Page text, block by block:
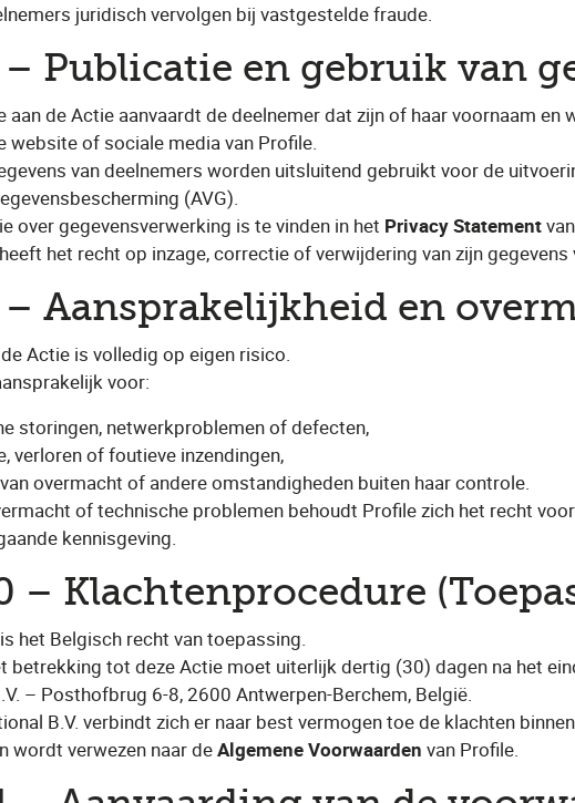
juridisch vervolgen bij vastgestelde fraude.
Publicatie en gebruik van
aan de Actie aanvaardt de deelnemer dat zijn of haar voornaam
website of sociale media van Profile.
van deelnemers worden uitsluitend gebruikt voor de
(AVG).
over gegevensverwerking is te vinden in het Privacy Statement
het recht op inzage, correctie of verwijdering van zijn gegevens
Aansprakelijkheid en
Actie is volledig op eigen risico.
voor:
storingen, netwerkproblemen of defecten,
verloren of foutieve inzendingen,
overmacht of andere omstandigheden buiten haar controle.
of technische problemen behoudt Profile zich het recht
kennisgeving.
– Klachtenprocedure
het Belgisch recht van toepassing.
betrekking tot deze Actie moet uiterlijk dertig (30) dagen na het
– Posthofbrug 6-8, 2600 Antwerpen-Berchem, België.
B.V. verbindt zich er naar best vermogen toe de klachten
wordt verwezen naar deAlgemene Voorwaarden van Profile.